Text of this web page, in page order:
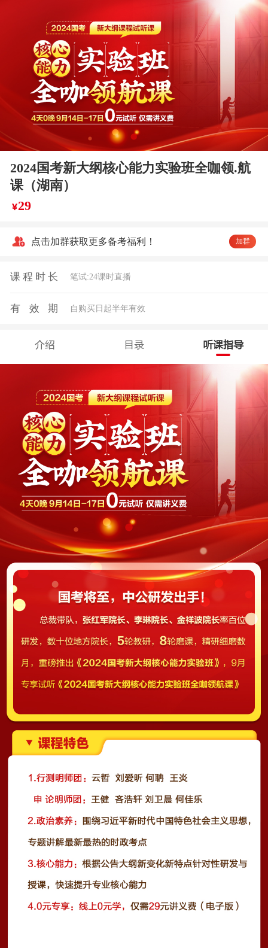
2024国考新大纲核心能力实验班全咖领.航
课（湖南）
￥29
点击加群获取更多备考福利！ 加群
课程时长 笔试:24课时直播
有效期 自购买日起半年有效
介绍 目录 听课指导